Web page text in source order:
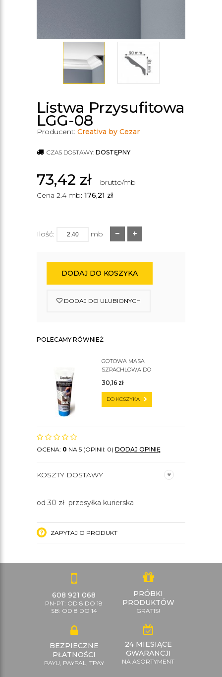
Listwa Przysufitowa
LGG-08
Producent: Creativa by Cezar
CZAS DOSTAWY: DOSTĘPNY
73,42 zł
brutto/mb
Cena 2.4 mb: 176,21 zł
Ilość: mb
DODAJ DO KOSZYKA
DODAJ DO ULUBIONYCH
POLECAMY RÓWNIEŻ
GOTOWA MASA
SZPACHLOWA DO
30,16 zł
DO KOSZYKA
OCENA: 0 NA 5 (OPINII: 0) DODAJ OPINIĘ
KOSZTY DOSTAWY
od 30 zł przesyłka kurierska
ZAPYTAJ O PRODUKT
608 921 068
PN-PT: OD 8 DO 18
SB: OD 8 DO 14
PRÓBKI
PRODUKTÓW
GRATIS!
BEZPIECZNE
PŁATNOŚCI
PAYU, PAYPAL, TPAY
24 MIESIĄCE
GWARANCJI
NA ASORTYMENT